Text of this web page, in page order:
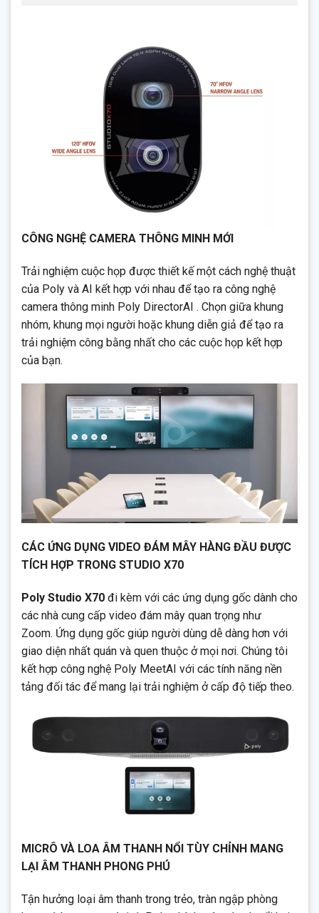
CÔNG NGHỆ CAMERA THÔNG MINH MỚI
Trải nghiệm cuộc họp được thiết kế một cách nghệ thuật
của Poly và AI kết hợp với nhau để tạo ra công nghệ
camera thông minh Poly DirectorAI . Chọn giữa khung
nhóm, khung mọi người hoặc khung diễn giả để tạo ra
trải nghiệm công bằng nhất cho các cuộc họp kết hợp
của bạn.
CÁC ỨNG DỤNG VIDEO ĐÁM MÂY HÀNG ĐẦU ĐƯỢC
TÍCH HỢP TRONG STUDIO X70
Poly Studio X70 đi kèm với các ứng dụng gốc dành cho
các nhà cung cấp video đám mây quan trọng như
Zoom. Ứng dụng gốc giúp người dùng dễ dàng hơn với
giao diện nhất quán và quen thuộc ở mọi nơi. Chúng tôi
kết hợp công nghệ Poly MeetAI với các tính năng nền
tảng đối tác để mang lại trải nghiệm ở cấp độ tiếp theo.
MICRÔ VÀ LOA ÂM THANH NỔI TÙY CHỈNH MANG
LẠI ÂM THANH PHONG PHÚ
Tận hưởng loại âm thanh trong trẻo, tràn ngập phòng